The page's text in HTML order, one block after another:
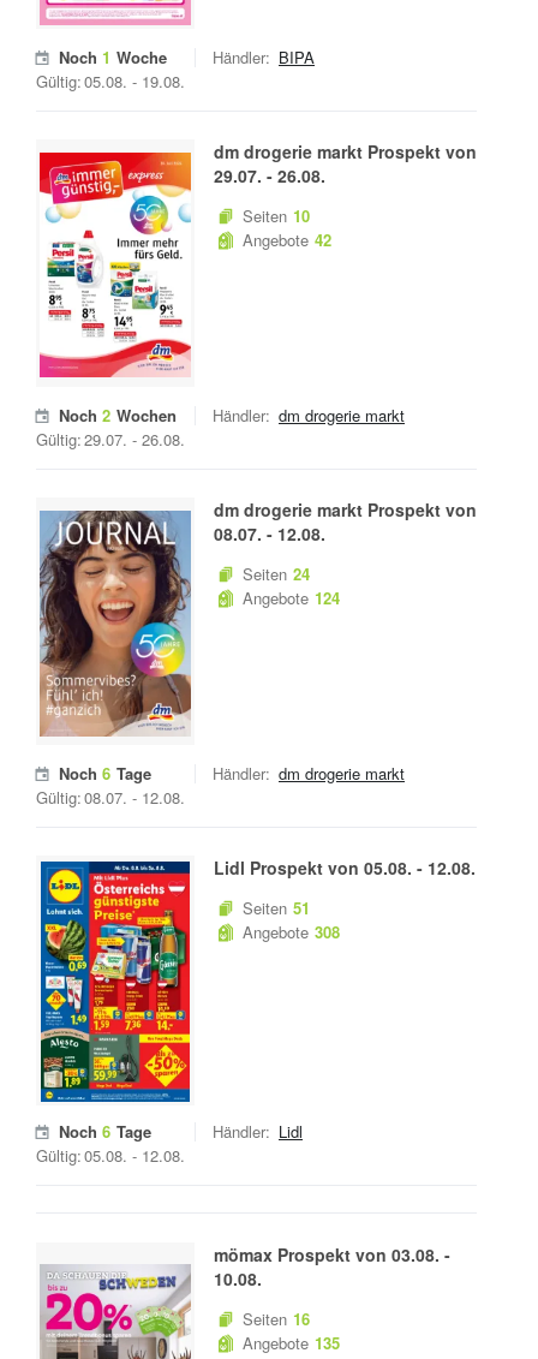
Noch 1 Woche
Gültig:05.08. - 19.08.
Händler: BIPA
dm drogerie markt Prospekt von
29.07. - 26.08.
Seiten 10
Angebote 42
Noch 2 Wochen
Gültig:29.07. - 26.08.
Händler: dm drogerie markt
dm drogerie markt Prospekt von
08.07. - 12.08.
Seiten 24
Angebote 124
Noch 6 Tage
Gültig:08.07. - 12.08.
Händler: dm drogerie markt
Lidl Prospekt von 05.08. - 12.08.
Seiten 51
Angebote 308
Noch 6 Tage
Gültig:05.08. - 12.08.
Händler: Lidl
mömax Prospekt von 03.08. -
10.08.
Seiten 16
Angebote 135